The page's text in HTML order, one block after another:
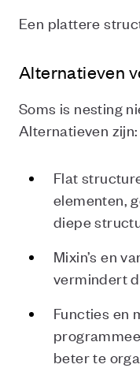
Een plattere
Alternatieven
Soms is nesting
Alternatieven zijn:
Flat
elementen,
diepe
Mixin’s en
vermindert
Functies en
beter te